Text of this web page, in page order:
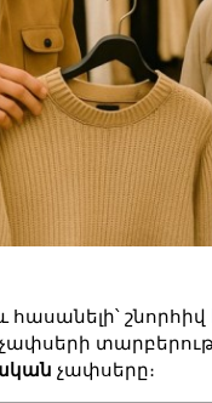
շնորհիվ
չափսերը։